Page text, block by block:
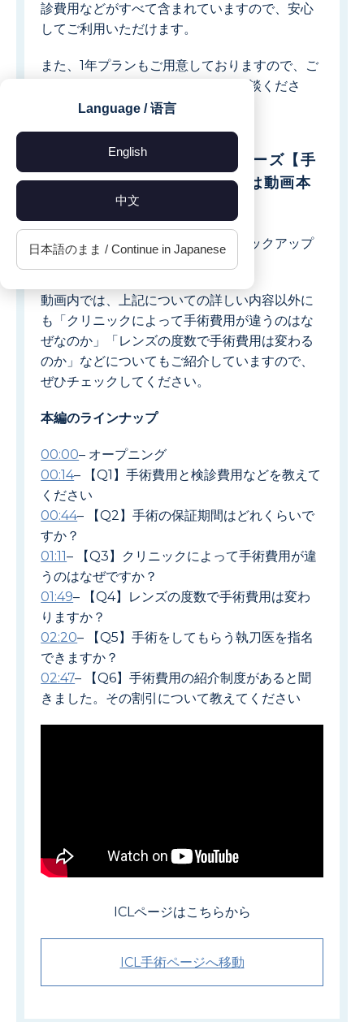
Language / 语言
English
中文
日本語のまま / Continue in Japanese
診費用などがすべて含まれていますので、安心
してご利用いただけます。
また、1年プランもご用意しておりますので、ご
希望やご状況に応じてお気軽にご相談くださ
ICL手術のよくある質問シリーズ【手
術費用編】についてくわしくは動画本
今回は動画本編から内容の一部をピックアップ
動画内では、上記についての詳しい内容以外に
も「クリニックによって手術費用が違うのはな
ぜなのか」「レンズの度数で手術費用は変わる
のか」などについてもご紹介していますので、
ぜひチェックしてください。
本編のラインナップ
00:00– オープニング
00:14– 【Q1】手術費用と検診費用などを教えて
ください
00:44– 【Q2】手術の保証期間はどれくらいで
すか？
01:11– 【Q3】クリニックによって手術費用が違
うのはなぜですか？
01:49– 【Q4】レンズの度数で手術費用は変わ
りますか？
02:20– 【Q5】手術をしてもらう執刀医を指名
できますか？
02:47– 【Q6】手術費用の紹介制度があると聞
きました。その割引について教えてください
ICLページはこちらから
ICL手術ページへ移動